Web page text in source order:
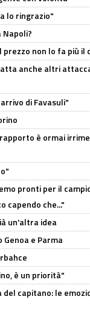
lo ringrazio"
Napoli?
prezzo non lo fa più il
anche altri
di Favasuli"
è ormai
pronti per il
capendo che..."
un'altra idea
e Parma
è un priorità"
capitano: le